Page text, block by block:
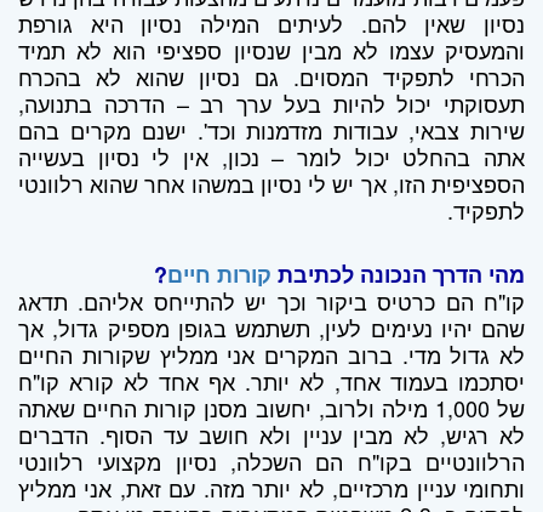
נסיון שאין להם. לעיתים המילה נסיון היא גורפת
והמעסיק עצמו לא מבין שנסיון ספציפי הוא לא תמיד
הכרחי לתפקיד המסוים. גם נסיון שהוא לא בהכרח
תעסוקתי יכול להיות בעל ערך רב – הדרכה בתנועה,
שירות צבאי, עבודות מזדמנות וכד'. ישנם מקרים בהם
אתה בהחלט יכול לומר – נכון, אין לי נסיון בעשייה
הספציפית הזו, אך יש לי נסיון במשהו אחר שהוא רלוונטי
לתפקיד.
מהי הדרך הנכונה לכתיבת קורות חיים?
קו"ח הם כרטיס ביקור וכך יש להתייחס אליהם. תדאג
שהם יהיו נעימים לעין, תשתמש בגופן מספיק גדול, אך
לא גדול מדי. ברוב המקרים אני ממליץ שקורות החיים
יסתכמו בעמוד אחד, לא יותר. אף אחד לא קורא קו"ח
של 1,000 מילה ולרוב, יחשוב מסנן קורות החיים שאתה
לא רגיש, לא מבין עניין ולא חושב עד הסוף. הדברים
הרלוונטיים בקו"ח הם השכלה, נסיון מקצועי רלוונטי
ותחומי עניין מרכזיים, לא יותר מזה. עם זאת, אני ממליץ